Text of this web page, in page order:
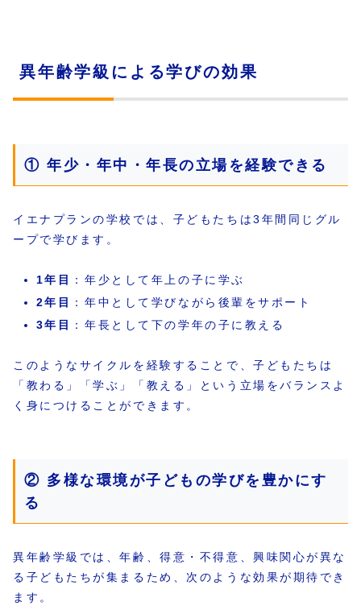
異年齢学級による学びの効果
① 年少・年中・年長の立場を経験できる
イエナプランの学校では、子どもたちは3年間同じグル
ープで学びます。
1年目
：年少として年上の子に学ぶ
2年目
：年中として学びながら後輩をサポート
3年目
：年長として下の学年の子に教える
このようなサイクルを経験することで、子どもたちは
「教わる」「学ぶ」「教える」という立場をバランスよ
く身につけることができます。
② 多様な環境が子どもの学びを豊かにす
る
異年齢学級では、年齢、得意・不得意、興味関心が異な
る子どもたちが集まるため、次のような効果が期待でき
ます。